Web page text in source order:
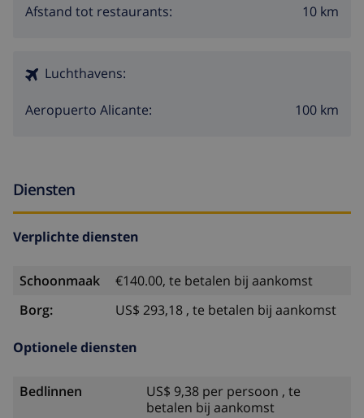
Afstand tot restaurants:
10 km
Luchthavens:
Aeropuerto Alicante: 100 km
Diensten
Verplichte diensten
Schoonmaak
€140.00, te betalen bij aankomst
Borg:
US$ 293,18 , te betalen bij aankomst
Optionele diensten
Bedlinnen
US$ 9,38 per persoon , te
betalen bij aankomst